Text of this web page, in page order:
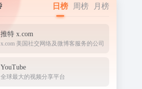
日榜 周榜 月榜
推特 x.com
x.com 美国社交网络及微博客服务的公司
YouTube
全球最大的视频分享平台